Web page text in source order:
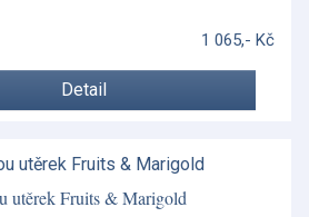
1 065,- Kč
Detail
utěrek Fruits & Marigold